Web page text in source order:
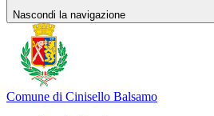
Nascondi la navigazione
Comune di Cinisello Balsamo